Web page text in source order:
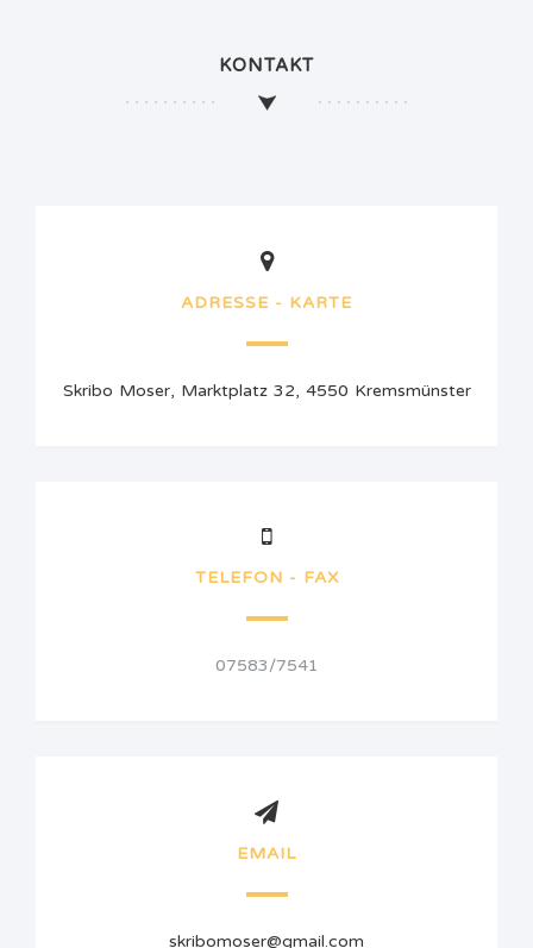
KONTAKT
ADRESSE - KARTE
Skribo Moser, Marktplatz 32, 4550 Kremsmünster
TELEFON - FAX
07583/7541
EMAIL
skribomoser@gmail.com